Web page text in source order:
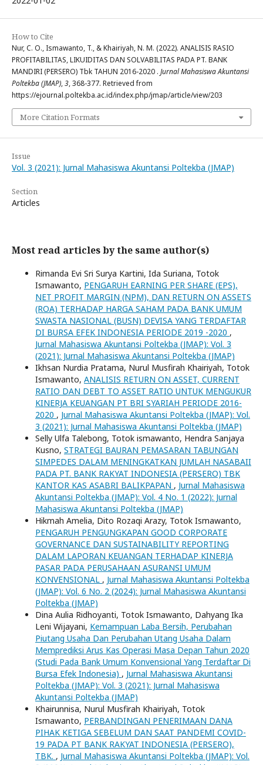
How to Cite
Nur, C. O., Ismawanto, T., & Khairiyah, N. M. (2022). ANALISIS RASIO
PROFITABILITAS, LIKUIDITAS DAN SOLVABILITAS PADA PT. BANK
MANDIRI (PERSERO) Tbk TAHUN 2016-2020 . Jurnal Mahasiswa Akuntansi
Poltekba (JMAP),3, 368-377. Retrieved from
https://ejournal.poltekba.ac.id/index.php/jmap/article/view/203
More Citation Formats
Issue
Vol. 3 (2021): Jurnal Mahasiswa Akuntansi Poltekba (JMAP)
Section
Articles
Most read articles by the same author(s)
Rimanda Evi Sri Surya Kartini, Ida Suriana, Totok
Ismawanto, PENGARUH EARNING PER SHARE (EPS),
NET PROFIT MARGIN (NPM), DAN RETURN ON ASSETS
(ROA) TERHADAP HARGA SAHAM PADA BANK UMUM
SWASTA NASIONAL (BUSN) DEVISA YANG TERDAFTAR
DI BURSA EFEK INDONESIA PERIODE 2019 -2020 ,
Jurnal Mahasiswa Akuntansi Poltekba (JMAP): Vol. 3
(2021): Jurnal Mahasiswa Akuntansi Poltekba (JMAP)
Ikhsan Nurdia Pratama, Nurul Musfirah Khairiyah, Totok
Ismawanto, ANALISIS RETURN ON ASSET, CURRENT
RATIO DAN DEBT TO ASSET RATIO UNTUK MENGUKUR
KINERJA KEUANGAN PT BRI SYARIAH PERIODE 2016-
2020 , Jurnal Mahasiswa Akuntansi Poltekba (JMAP): Vol.
3 (2021): Jurnal Mahasiswa Akuntansi Poltekba (JMAP)
Selly Ulfa Talebong, Totok ismawanto, Hendra Sanjaya
Kusno, STRATEGI BAURAN PEMASARAN TABUNGAN
SIMPEDES DALAM MENINGKATKAN JUMLAH NASABAII
PADA PT. BANK RAKYAT INDONESIA (PERSERO) TBK
KANTOR KAS ASABRI BALIKPAPAN , Jurnal Mahasiswa
Akuntansi Poltekba (JMAP): Vol. 4 No. 1 (2022): Jurnal
Mahasiswa Akuntansi Poltekba (JMAP)
Hikmah Amelia, Dito Rozaqi Arazy, Totok Ismawanto,
PENGARUH PENGUNGKAPAN GOOD CORPORATE
GOVERNANCE DAN SUSTAINABILITY REPORTING
DALAM LAPORAN KEUANGAN TERHADAP KINERJA
PASAR PADA PERUSAHAAN ASURANSI UMUM
KONVENSIONAL , Jurnal Mahasiswa Akuntansi Poltekba
(JMAP): Vol. 6 No. 2 (2024): Jurnal Mahasiswa Akuntansi
Poltekba (JMAP)
Dina Aulia Ridhoyanti, Totok Ismawanto, Dahyang Ika
Leni Wijayani, Kemampuan Laba Bersih, Perubahan
Piutang Usaha Dan Perubahan Utang Usaha Dalam
Memprediksi Arus Kas Operasi Masa Depan Tahun 2020
(Studi Pada Bank Umum Konvensional Yang Terdaftar Di
Bursa Efek Indonesia) , Jurnal Mahasiswa Akuntansi
Poltekba (JMAP): Vol. 3 (2021): Jurnal Mahasiswa
Akuntansi Poltekba (JMAP)
Khairunnisa, Nurul Musfirah Khairiyah, Totok
Ismawanto, PERBANDINGAN PENERIMAAN DANA
PIHAK KETIGA SEBELUM DAN SAAT PANDEMI COVID-
19 PADA PT BANK RAKYAT INDONESIA (PERSERO),
TBK. , Jurnal Mahasiswa Akuntansi Poltekba (JMAP): Vol.